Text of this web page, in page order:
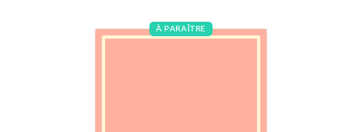
À PARAÎTRE